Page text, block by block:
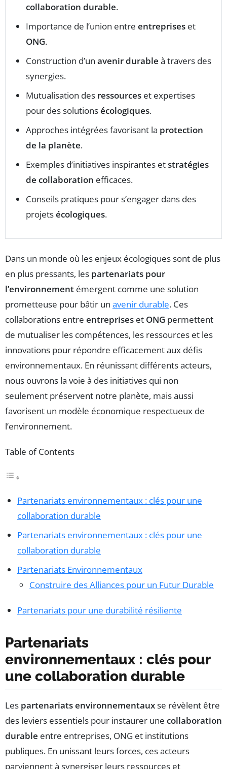
collaboration durable.
Importance de l’union entre entreprises et
ONG.
Construction d’un avenir durable à travers des
synergies.
Mutualisation des ressources et expertises
pour des solutionsécologiques.
Approches intégrées favorisant la protection
de la planète.
Exemples d’initiatives inspirantes etstratégies
de collaboration efficaces.
Conseils pratiques pour s’engager dans des
projetsécologiques.
Dans un monde où les enjeux écologiques sont de plus
en plus pressants, les partenariats pour
l’environnement émergent comme une solution
prometteuse pour bâtir un avenir durable. Ces
collaborations entre entreprises et ONG permettent
de mutualiser les compétences, les ressources et les
innovations pour répondre efficacement aux défis
environnementaux. En réunissant différents acteurs,
nous ouvrons la voie à des initiatives qui non
seulement préservent notre planète, mais aussi
favorisent un modèle économique respectueux de
l’environnement.
Table of Contents
Partenariats environnementaux : clés pour une
collaboration durable
Partenariats environnementaux : clés pour une
collaboration durable
Partenariats Environnementaux
Construire des Alliances pour un Futur Durable
Partenariats pour une durabilité résiliente
Partenariats
environnementaux : clés pour
une collaboration durable
Les partenariats environnementauxse révèlent être
des leviers essentiels pour instaurer une collaboration
durable entre entreprises, ONG et institutions
publiques. En unissant leurs forces, ces acteurs
parviennent à synergiser leurs ressources et